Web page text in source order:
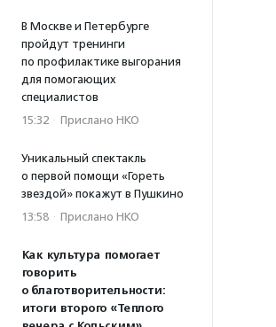
В Москве и Петербурге
пройдут тренинги
по профилактике выгорания
для помогающих
специалистов
15:32 · Прислано НКО
Уникальный спектакль
о первой помощи «Гореть
звездой» покажут в Пушкино
13:58 · Прислано НКО
Как культура помогает
говорить
о благотворительности:
итоги второго «Теплого